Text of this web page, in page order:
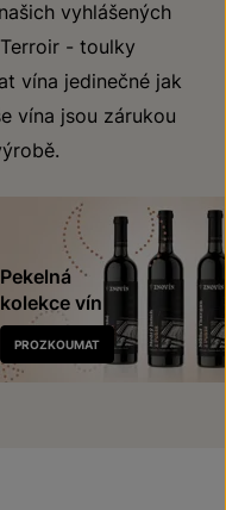
vyhlášených
- toulky
vína jedinečné jak
vína jsou zárukou
Pekelná
kolekce vín
PROZKOUMAT